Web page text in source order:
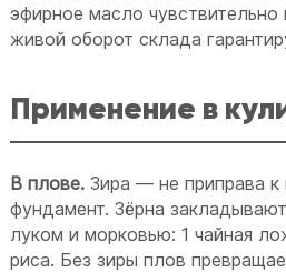
эфирное масло чувствительно
живой оборот склада
Применение в
В плове. Зира — не приправа к
фундамент. Зёрна
луком и морковью: 1 чайная
риса. Без зиры плов